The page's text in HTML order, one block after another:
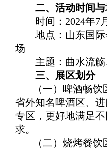
二、活动时间与
时间：2024年7月
地点：山东国际
场
主题：曲水流觞
三、展区划分
（一）啤酒畅饮
省外知名啤酒区、
专区，更好地满足
求。
（二）烧烤餐饮